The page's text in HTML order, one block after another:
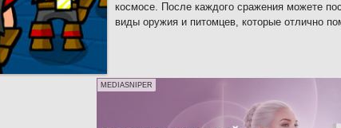
космосе. После каждого сражения можете
виды оружия и питомцев, которые отлично
MEDIASNIPER